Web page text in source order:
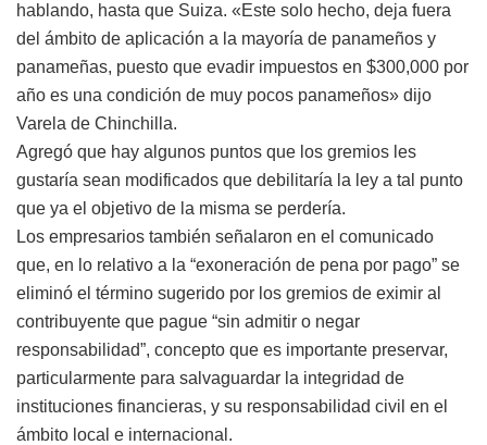
hablando, hasta que Suiza. «Este solo hecho, deja fuera
del ámbito de aplicación a la mayoría de panameños y
panameñas, puesto que evadir impuestos en $300,000 por
año es una condición de muy pocos panameños» dijo
Varela de Chinchilla.
Agregó que hay algunos puntos que los gremios les
gustaría sean modificados que debilitaría la ley a tal punto
que ya el objetivo de la misma se perdería.
Los empresarios también señalaron en el comunicado
que, en lo relativo a la “exoneración de pena por pago” se
eliminó el término sugerido por los gremios de eximir al
contribuyente que pague “sin admitir o negar
responsabilidad”, concepto que es importante preservar,
particularmente para salvaguardar la integridad de
instituciones financieras, y su responsabilidad civil en el
ámbito local e internacional.